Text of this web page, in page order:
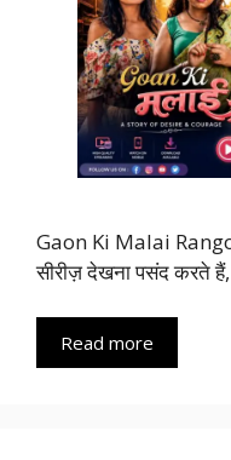
Gaon Ki Malai
सीरीज़ देखना पसंद करते
Read more